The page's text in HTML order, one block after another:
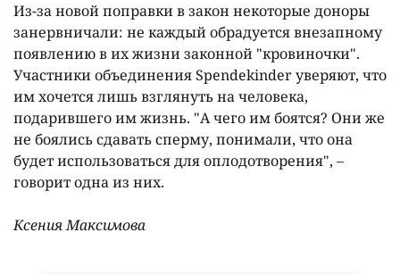
Из-за новой поправки в закон некоторые доноры
занервничали: не каждый обрадуется внезапному
появлению в их жизни законной "кровиночки".
Участники объединения Spendekinder уверяют, что
им хочется лишь взглянуть на человека,
подарившего им жизнь. "А чего им боятся? Они же
не боялись сдавать сперму, понимали, что она
будет использоваться для оплодотворения", –
говорит одна из них.
Ксения Максимова